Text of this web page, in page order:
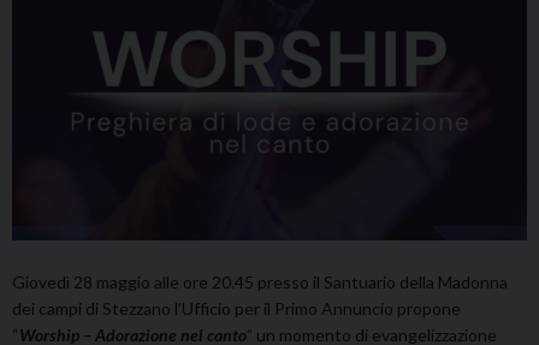
Giovedì 28 maggio alle ore 20.45 presso il Santuario della Madonna
dei campi di Stezzano l’Ufficio per il Primo Annuncio propone
“Worship – Adorazione nel canto” un momento di evangelizzazione